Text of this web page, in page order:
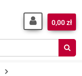
0,00 zł